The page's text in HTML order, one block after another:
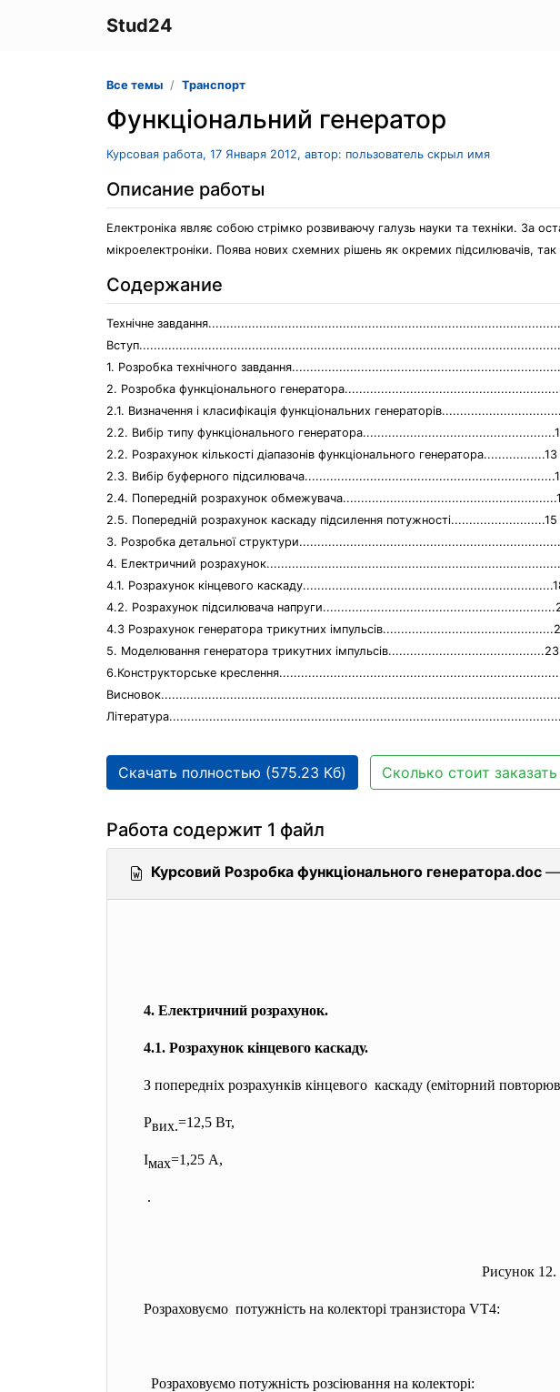
Stud24
Все темы Транспорт
Функціональний генератор
Курсовая работа, 17 Января 2012, автор: пользователь скрыл имя
Описание работы
Електроніка являє собою стрімко розвиваючу галузь науки та техніки. За
мікроелектроніки. Поява нових схемних рішень як окремих підсилювачів,
Содержание
Технічне
1. Розробка технічного
2. Розробка функціонального
2.1. Визначення і класифікація функціональних
2.2. Вибір типу функціонального
2.2. Розрахунок кількості діапазонів функціонального генератора.................13
2.3. Вибір буферного
2.4. Попередній розрахунок
2.5. Попередній розрахунок каскаду підсилення потужності..........................15
3. Розробка детальної
4. Електричний
4.1. Розрахунок кінцевого
4.2. Розрахунок підсилювача
4.3 Розрахунок генератора трикутних
5. Моделювання генератора трикутних імпульсів...........................................23
6.Конструкторське
Скачать полностью (575.23 Кб) Сколько стоит
Работа содержит 1 файл
Курсовий Розробка функціонального генератора.doc —
4. Електричний розрахунок.
4.1. Розрахунок кінцевого каскаду.
З попередніх розрахунків кінцевого каскаду (еміторний
Рвих.=12,5 Вт,
Імах=1,25 А,
.
Рисунок 12.
Розраховуємо потужність на колекторі транзистора VT4:
Розраховуємо потужність розсіювання на колекторі: